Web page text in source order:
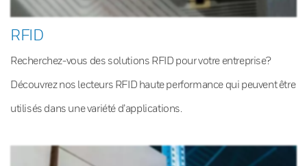
RFID
Recherchez-vous des solutions RFID pour votre entreprise?
Découvrez nos lecteurs RFID haute performance qui peuvent être
utilisés dans une variété d’applications.